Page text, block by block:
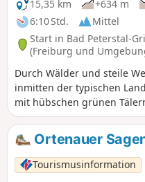
15,35 km
+634 m
6:10 Std.
Mittel
Start in Bad Peterstal-
(Freiburg und
Durch Wälder und steile
inmitten der typischen
mit hübschen grünen
Diese Variante ist das
Dollenberg aus
etwas länger als der
vom Tourismusverband
wird.
Ortenauer
Tourismusinformation